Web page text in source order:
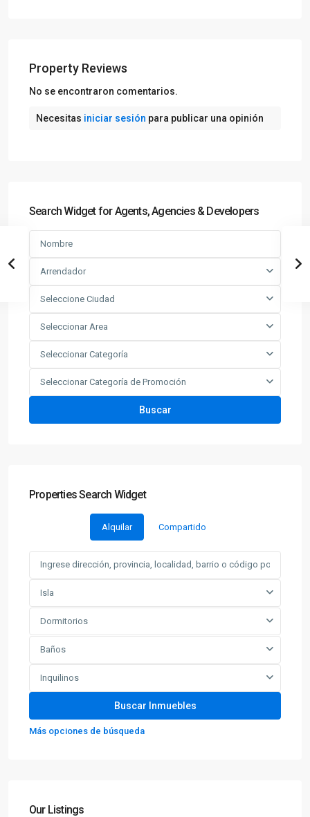
Property Reviews
No se encontraron comentarios.
Necesitas iniciar sesión para publicar una opinión
Search Widget for Agents, Agencies & Developers
Arrendador
Seleccione Ciudad
Seleccionar Area
Seleccionar Categoría
Seleccionar Categoría de Promoción
Buscar
Properties Search Widget
Alquilar Compartido
Isla
Dormitorios
Baños
Inquilinos
Más opciones de búsqueda
Our Listings